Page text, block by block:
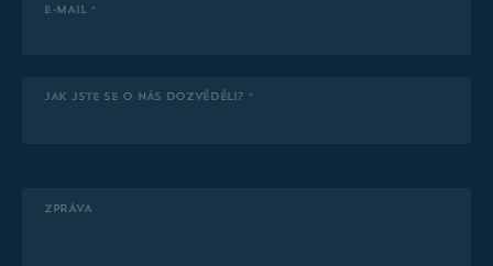
E-MAIL *
JAK JSTE SE O NÁS DOZVĚDĚLI? *
ZPRÁVA